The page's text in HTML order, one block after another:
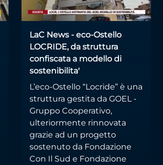
LaC News - eco-Ostello
LOCRIDE, da struttura
confiscata a modello di
sostenibilita'
L’eco-Ostello “Locride” è una
struttura gestita da GOEL -
Gruppo Cooperativo,
ulteriormente rinnovata
grazie ad un progetto
sostenuto da Fondazione
Con Il Sud e Fondazione